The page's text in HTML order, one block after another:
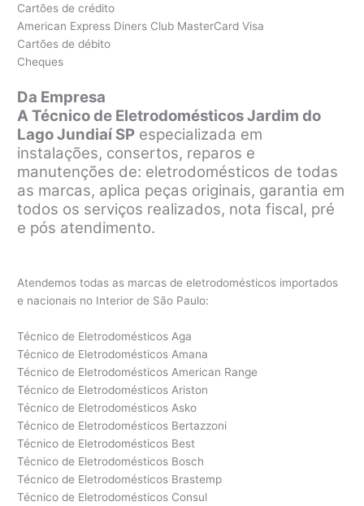
Cartões de crédito
American Express Diners Club MasterCard Visa
Cartões de débito
Cheques
Da Empresa
A Técnico de Eletrodomésticos Jardim do
Lago Jundiaí SP especializada em
instalações, consertos, reparos e
manutenções de: eletrodomésticos de todas
as marcas, aplica peças originais, garantia em
todos os serviços realizados, nota fiscal, pré
e pós atendimento.
Atendemos todas as marcas de eletrodomésticos importados
e nacionais no Interior de São Paulo:
Técnico de Eletrodomésticos Aga
Técnico de Eletrodomésticos Amana
Técnico de Eletrodomésticos American Range
Técnico de Eletrodomésticos Ariston
Técnico de Eletrodomésticos Asko
Técnico de Eletrodomésticos Bertazzoni
Técnico de Eletrodomésticos Best
Técnico de Eletrodomésticos Bosch
Técnico de Eletrodomésticos Brastemp
Técnico de Eletrodomésticos Consul